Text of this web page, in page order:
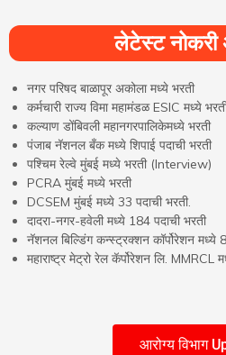
लेटेस्ट
नगर परिषद बाळापूर अकोला मध्ये भरती
कर्मचारी राज्य विमा महामंडळ ESIC मध्ये
कल्याण डोंबिवली महानगरपालिकेमध्ये भरती
पंजाब नॅशनल बँक मध्ये शिपाई पदाची भरती
पश्चिम रेल्वे मुंबई मध्ये भरती (Interview)
PCRA मुंबई मध्ये भरती
DCSEM मुंबई मध्ये 33 पदाची भरती.
दादरा-नगर-हवेली मध्ये 184 पदाची भरती
नॅशनल बिल्डिंग कन्स्ट्रक्शन कॉर्पोरेशन मध्ये
महाराष्ट्र मेट्रो रेल कॅर्पोरेशन लि. MMRCL
आरोग्य विभाग